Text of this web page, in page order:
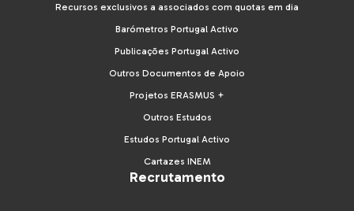
Recursos exclusivos a associados com quotas em dia
Barómetros Portugal Activo
Publicações Portugal Activo
Outros Documentos de Apoio
Projetos ERASMUS +
Outros Estudos
Estudos Portugal Activo
Cartazes INEM
Recrutamento